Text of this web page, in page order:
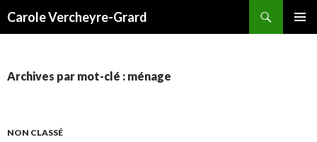
Carole Vercheyre-Grard
Archives par mot-clé : ménage
NON CLASSÉ